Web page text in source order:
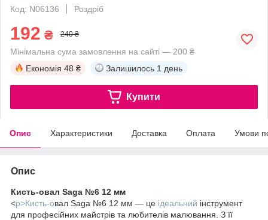
Код: N06136
Роздріб
192 ₴ 240 ₴
Мінімальна сума замовлення на сайті — 200 ₴
Економія 48 ₴ Залишилось 1 день
Купити
Опис Характеристики Доставка Оплата Умови
Опис
Кисть-овал Saga №6 12 мм
<p>Кисть-овал Saga №6 12 мм — це ідеальний інструмент
для професійних майстрів та любителів малювання. З її